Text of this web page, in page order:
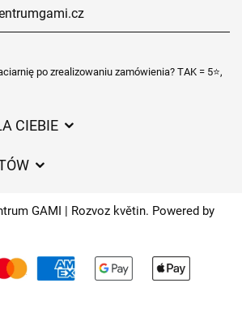
po zrealizowaniu zamówienia? TAK = 5⭐,
CIEBIE
– przegląd możliwości
kwiatyGAMI | Rozvoz květin. Powered by